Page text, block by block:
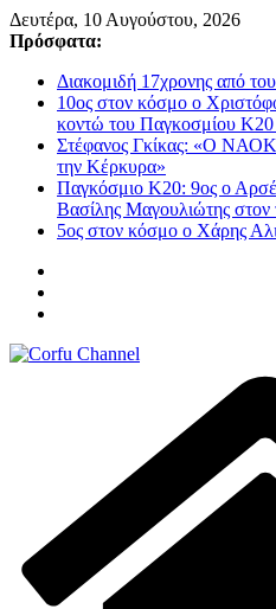
Μετάβαση
σε
Δευτέρα, 10 Αυγούστου, 2026
Πρόσφατα:
Διακομιδή 17χρονης από
10ος στον κόσμο ο
κοντώ του Παγκοσμίου
Στέφανος Γκίκας: «Ο ΝΑΟΚ
την Κέρκυρα»
Παγκόσμιο Κ20: 9ος ο
Βασίλης Μαγουλιώτης στον
5ος στον κόσμο ο Χάρης